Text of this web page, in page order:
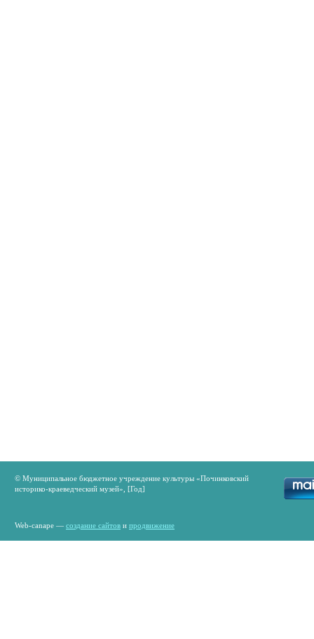
© Муниципальное бюджетное учреждение культуры «Починковский
историко-краеведческий музей», [Год]
Web-canape — создание сайтов и продвижение